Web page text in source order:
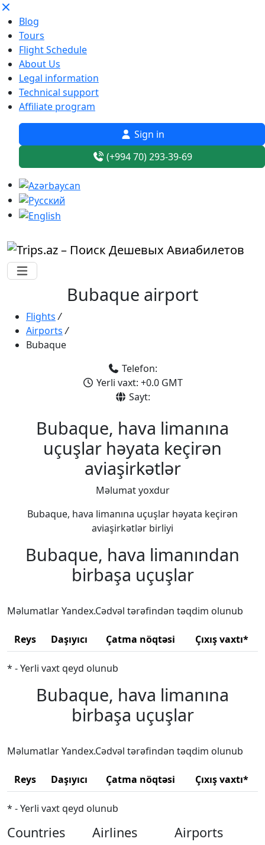
Blog
Tours
Flight Schedule
About Us
Legal information
Technical support
Affiliate program
Sign in
(+994 70) 293-39-69
Bubaque airport
Flights /
Airports /
Bubaque
Telefon:
Yerli vaxt: +0.0 GMT
Sayt:
Bubaque, hava limanına
uçuşlar həyata keçirən
aviaşirkətlər
Məlumat yoxdur
Bubaque, hava limanına uçuşlar həyata keçirən
aviaşirkətlər birliyi
Bubaque, hava limanından
birbaşa uçuşlar
Məlumatlar Yandex.Cədvəl tərəfindən təqdim olunub
Reys Daşıyıcı Çatma nöqtəsi Çıxış vaxtı*
* - Yerli vaxt qeyd olunub
Bubaque, hava limanına
birbaşa uçuşlar
Məlumatlar Yandex.Cədvəl tərəfindən təqdim olunub
Reys Daşıyıcı Çatma nöqtəsi Çıxış vaxtı*
* - Yerli vaxt qeyd olunub
Countries Airlines Airports